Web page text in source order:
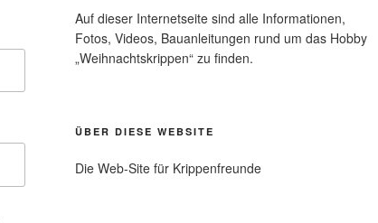
Auf dieser Internetseite sind alle Informationen,
Fotos, Videos, Bauanleitungen rund um das Hobby
„Weihnachtskrippen“ zu finden.
ÜBER DIESE WEBSITE
Die Web-Site für Krippenfreunde